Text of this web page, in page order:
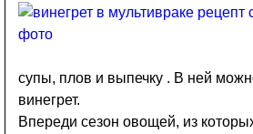
супы, плов и выпечку . В ней
винегрет.
Впереди сезон овощей, из